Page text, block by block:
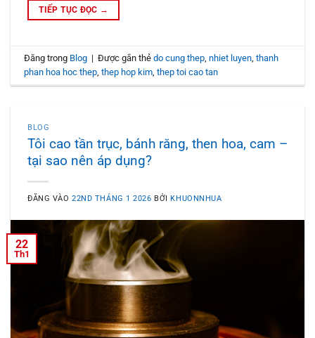
TIẾP TỤC ĐỌC →
Đăng trong Blog | Được gắn thẻdo cung thep ,nhiet luyen ,thanh
phan hoa hoc thep ,thep hop kim ,thep toi cao tan
BLOG
Tôi cao tần trục, bánh răng, then hoa, cam –
tại sao nên áp dụng?
ĐĂNG VÀO22ND THÁNG 1 2026 BỞIKHUONNHUA
22
Th1